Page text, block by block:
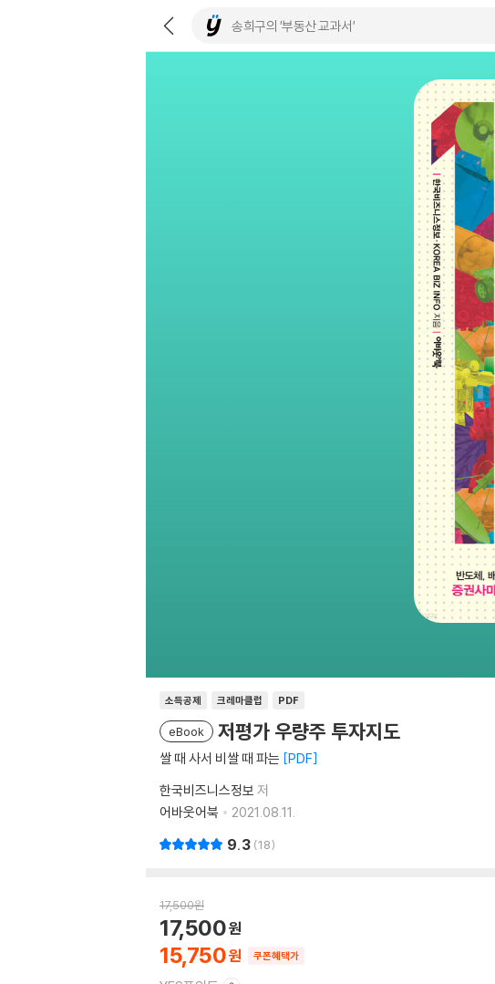
소득공제 크레마클럽 PDF
eBook 저평가 우량주 투자지도
쌀 때 사서 비쌀 때 파는 PDF
한국비즈니스정보 저
어바웃어북
2021.08.11.
9.3 18
17,500원
15,750
17,500
쿠폰혜택가